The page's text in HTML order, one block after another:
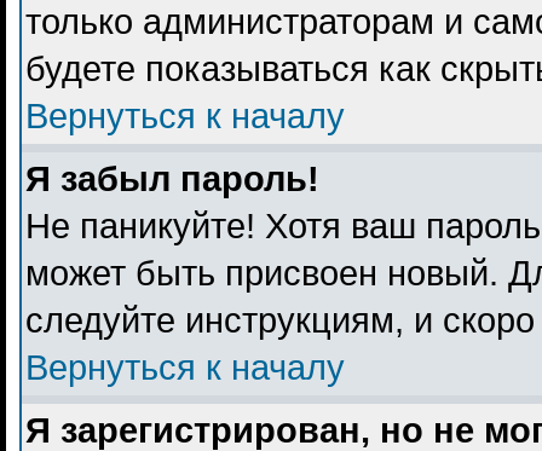
только администраторам и
будете показываться как
Вернуться к началу
Я забыл пароль!
Не паникуйте! Хотя ваш
может быть присвоен новый.
следуйте инструкциям, и
Вернуться к началу
Я зарегистрирован, но не